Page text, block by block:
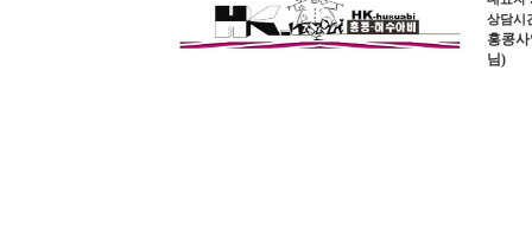
상담시
홍콩
님)